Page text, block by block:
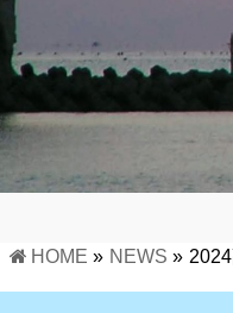
HOME » NEWS »